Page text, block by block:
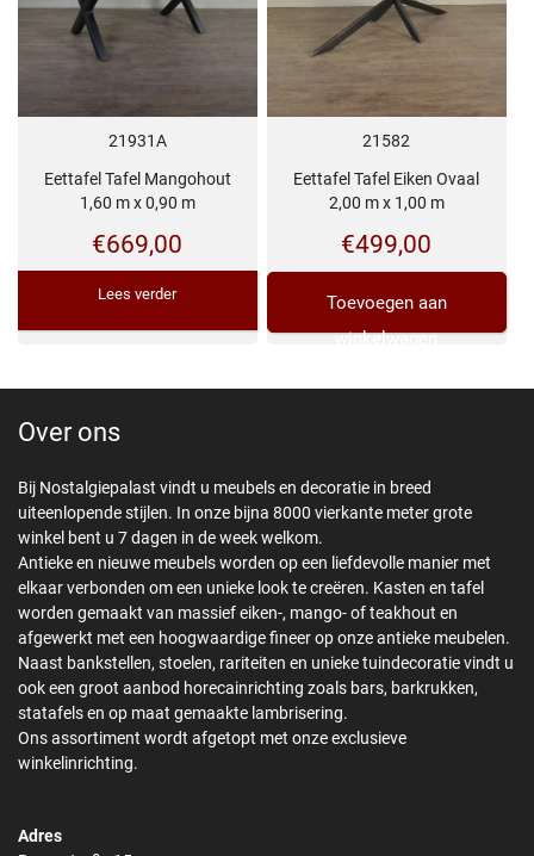
21931A
Eettafel Tafel Mangohout
1,60 m x 0,90 m
€669,00
Lees verder
21582
Eettafel Tafel Eiken Ovaal
2,00 m x 1,00 m
€499,00
Toevoegen aan
winkelwagen
Over ons
Bij Nostalgiepalast vindt u meubels en decoratie in breed
uiteenlopende stijlen. In onze bijna 8000 vierkante meter grote
winkel bent u 7 dagen in de week welkom.
Antieke en nieuwe meubels worden op een liefdevolle manier met
elkaar verbonden om een unieke look te creëren. Kasten en tafel
worden gemaakt van massief eiken-, mango- of teakhout en
afgewerkt met een hoogwaardige fineer op onze antieke meubelen.
Naast bankstellen, stoelen, rariteiten en unieke tuindecoratie vindt u
ook een groot aanbod horecainrichting zoals bars, barkrukken,
statafels en op maat gemaakte lambrisering.
Ons assortiment wordt afgetopt met onze exclusieve
winkelinrichting.
Adres